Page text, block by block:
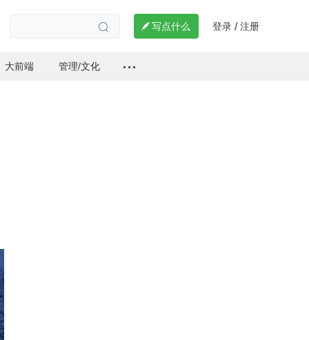
  写点什么 登录 / 注册
大前端 管理/文化